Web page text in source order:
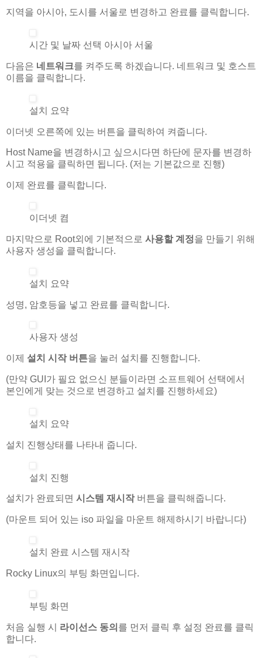
지역을 아시아, 도시를 서울로 변경하고 완료를 클릭합니다.
시간 및 날짜 선택 아시아 서울
다음은 네트워크를 켜주도록 하겠습니다. 네트워크 및 호스트
이름을 클릭합니다.
설치 요약
이더넷 오른쪽에 있는 버튼을 클릭하여 켜줍니다.
Host Name을 변경하시고 싶으시다면 하단에 문자를 변경하
시고 적용을 클릭하면 됩니다. (저는 기본값으로 진행)
이제 완료를 클릭합니다.
이더넷 켬
마지막으로 Root외에 기본적으로 사용할 계정을 만들기 위해
사용자 생성을 클릭합니다.
설치 요약
성명, 암호등을 넣고 완료를 클릭합니다.
사용자 생성
이제 설치 시작 버튼을 눌러 설치를 진행합니다.
(만약 GUI가 필요 없으신 분들이라면 소프트웨어 선택에서
본인에게 맞는 것으로 변경하고 설치를 진행하세요)
설치 요약
설치 진행상태를 나타내 줍니다.
설치 진행
설치가 완료되면 시스템 재시작버튼을 클릭해줍니다.
(마운트 되어 있는 iso 파일을 마운트 해제하시기 바랍니다)
설치 완료 시스템 재시작
Rocky Linux의 부팅 화면입니다.
부팅 화면
처음 실행 시 라이선스 동의 를 먼저 클릭 후 설정 완료를 클릭
합니다.